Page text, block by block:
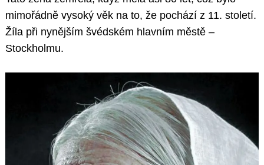
mimořádně vysoký věk na to, že pochází z 11. století.
Žíla při nynějším švédském hlavním městě –
Stockholmu.